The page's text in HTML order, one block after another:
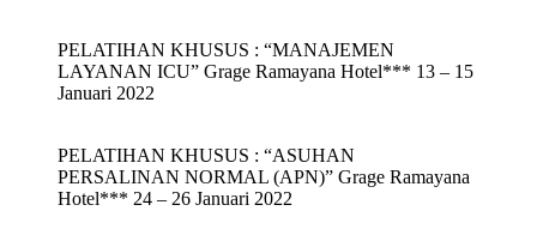
PELATIHAN KHUSUS : “MANAJEMEN
LAYANAN ICU” Grage Ramayana Hotel*** 13 – 15
Januari 2022
PELATIHAN KHUSUS : “ASUHAN
PERSALINAN NORMAL (APN)” Grage Ramayana
Hotel*** 24 – 26 Januari 2022